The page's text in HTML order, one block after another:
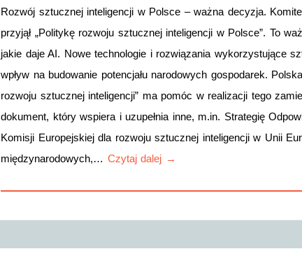
Rozwój sztucznej inteligencji w Polsce – ważna decyzja.
przyjął „Politykę rozwoju sztucznej inteligencji w Polsce”. To
jakie daje AI. Nowe technologie i rozwiązania wykorzystujące
wpływ na budowanie potencjału narodowych gospodarek.
rozwoju sztucznej inteligencji” ma pomóc w realizacji tego
dokument, który wspiera i uzupełnia inne, m.in. Strategię
Komisji Europejskiej dla rozwoju sztucznej inteligencji w Unii
międzynarodowych,… Czytaj dalej →